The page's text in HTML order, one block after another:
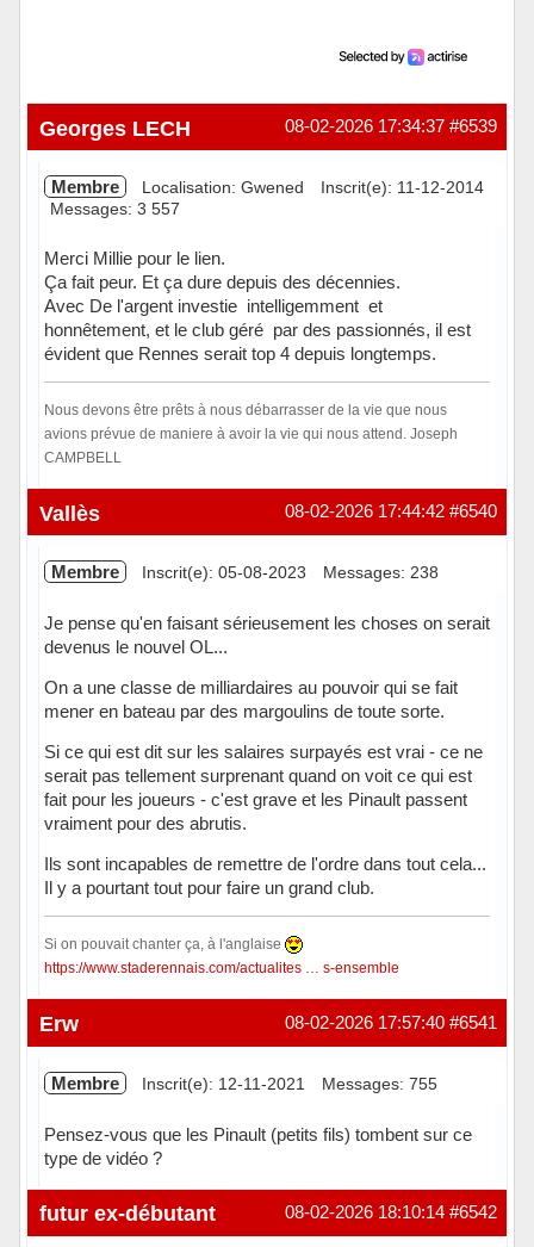
#6539
08-02-2026 17:34:37
Georges LECH
Membre Localisation: Gwened
Inscrit(e): 11-12-2014
Messages: 3 557
Merci Millie pour le lien.
Ça fait peur. Et ça dure depuis des décennies.
Avec De l'argent investie intelligemment et
honnêtement, et le club géré par des passionnés, il est
évident que Rennes serait top 4 depuis longtemps.
Nous devons être prêts à nous débarrasser de la vie que nous
avions prévue de maniere à avoir la vie qui nous attend. Joseph
CAMPBELL
Hors ligne #6540
08-02-2026 17:44:42
Vallès
Membre Inscrit(e): 05-08-2023 Messages: 238
Je pense qu'en faisant sérieusement les choses on serait
devenus le nouvel OL...
On a une classe de milliardaires au pouvoir qui se fait
mener en bateau par des margoulins de toute sorte.
Si ce qui est dit sur les salaires surpayés est vrai - ce ne
serait pas tellement surprenant quand on voit ce qui est
fait pour les joueurs - c'est grave et les Pinault passent
vraiment pour des abrutis.
Ils sont incapables de remettre de l'ordre dans tout cela...
Il y a pourtant tout pour faire un grand club.
Si on pouvait chanter ça, à l'anglaise
https://www.staderennais.com/actualites … s-ensemble
Hors ligne #6541
08-02-2026 17:57:40
Erw
Membre Inscrit(e): 12-11-2021 Messages: 755
Pensez-vous que les Pinault (petits fils) tombent sur ce
type de vidéo ?
En ligne #6542
08-02-2026 18:10:14
futur ex-débutant